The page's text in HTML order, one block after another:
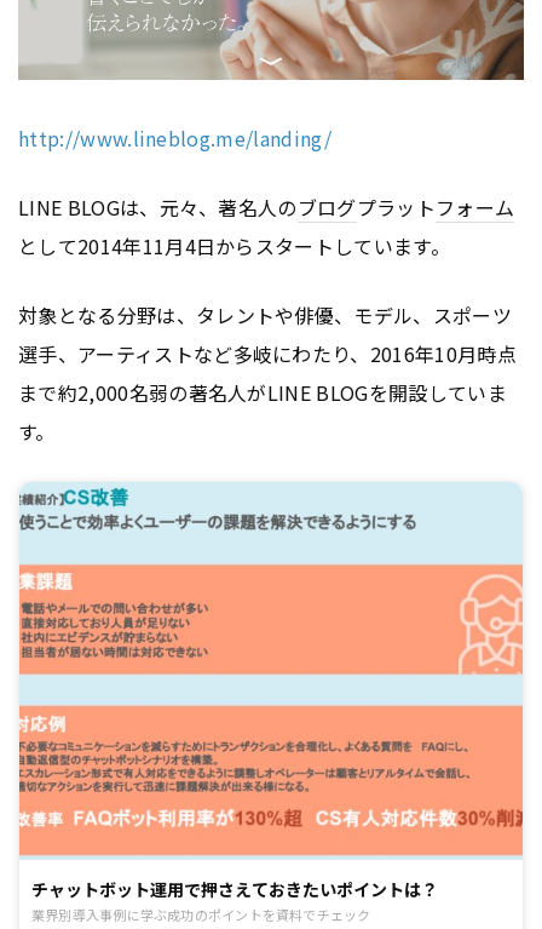
http://www.lineblog.me/landing/
LINE BLOGは、元々、著名人のブログプラットフォーム
として2014年11月4日からスタートしています。
対象となる分野は、タレントや俳優、モデル、スポーツ
選手、アーティストなど多岐にわたり、2016年10月時点
まで約2,000名弱の著名人がLINE BLOGを開設していま
す。
チャットボット運用で押さえておきたいポイントは？
業界別導入事例に学ぶ成功のポイントを資料でチェック